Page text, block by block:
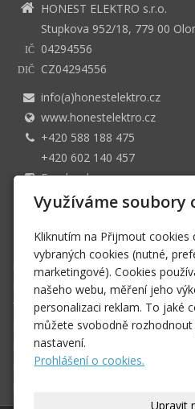
HONEST ELEKTRO s.r.o.
Stupkova 952/18, 779 00
IČ 04294556
DIČ
CZ04294556
info(a)honestelektro.cz
www.honestelektro.cz
+420 588 188 475
+420 602 140 457
Facebook
4022525359/0800
spisovou značkkou C 63090
Domů
Produkty
Technické služby
Naše společnost
Registrovaní uživatelé
Kontakt
Využíváme soubory
Kliknutím na Přijmout cookies
vybraných cookies (nutné,
marketingové). Cookies
našeho webu, měření jeho
personalizaci reklam. To jaké
můžete svobodně
nastavení.
Prohlášení o cookies.
Upravit